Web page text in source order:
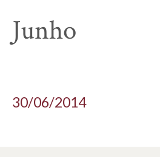
Junho
30/06/2014